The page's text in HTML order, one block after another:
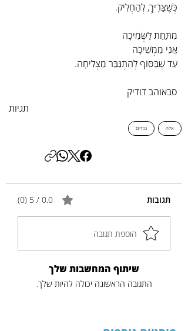
כְּשֶׁצָּרִיךְ, לְהַחְלִיק.
מִתַּחַת לַשְּׂמִיכָה
אֲנִי מַמְשִׁיכָה
עַד שֶׁבַּסּוֹף לְהִתְגַּבֵּר מַצְלִיחָה.
סבאוהב דודיק
תגיות
אלה נכדים
תגובות 0.0 / 5 ‏(0)
הוספת תגובה
שיתוף המחשבות שלך
התגובה הראשונה יכולה להיות שלך.